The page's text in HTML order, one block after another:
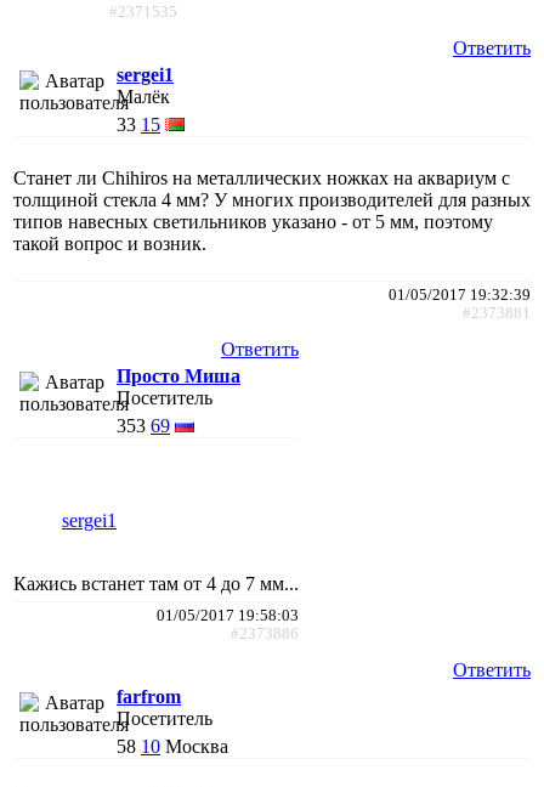
#2371535
Ответить
sеrgei1
Малёк
33 15
Станет ли Chihiros на металлических ножках на аквариум с
толщиной стекла 4 мм? У многих производителей для разных
типов навесных светильников указано - от 5 мм, поэтому
такой вопрос и возник.
01/05/2017 19:32:39
#2373881
Ответить
Просто Миша
Посетитель
353 69
sеrgei1
Кажись встанет там от 4 до 7 мм...
01/05/2017 19:58:03
#2373886
Ответить
farfrom
Посетитель
58 10 Москва